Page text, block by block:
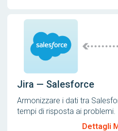
Jira — Salesforce
Armonizzare i dati tra
tempi di risposta ai problemi.
Dettagli